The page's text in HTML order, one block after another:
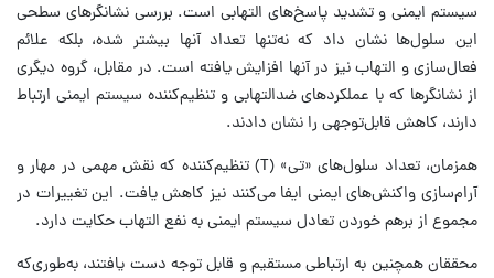
سیستم ایمنی و تشدید پاسخ‌های التهابی است. بررسی نشانگرهای سطحی
این سلول‌ها نشان داد که نه‌تنها تعداد آنها بیشتر شده، بلکه علائم
فعال‌سازی و التهاب نیز در آنها افزایش یافته است. در مقابل، گروه دیگری
از نشانگرها که با عملکردهای ضدالتهابی و تنظیم‌کننده سیستم ایمنی ارتباط
دارند، کاهش قابل‌توجهی را نشان دادند.
همزمان، تعداد سلول‌های «تی» (T) تنظیم‌کننده که نقش مهمی در مهار و
آرام‌سازی واکنش‌های ایمنی ایفا می‌کنند نیز کاهش یافت. این تغییرات در
مجموع از برهم خوردن تعادل سیستم ایمنی به نفع التهاب حکایت دارد.
محققان همچنین به ارتباطی مستقیم و قابل توجه دست یافتند، به‌طوری‌که